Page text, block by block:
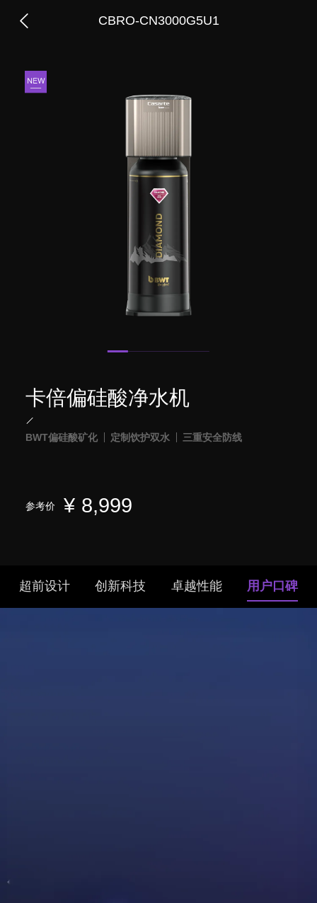
CBRO-CN3000G5U1
卡倍偏硅酸净水机
BWT偏硅酸矿化 定制饮护双水 三重安全防线
参考价 ¥ 8,999
超前设计 创新科技 卓越性能 用户口碑